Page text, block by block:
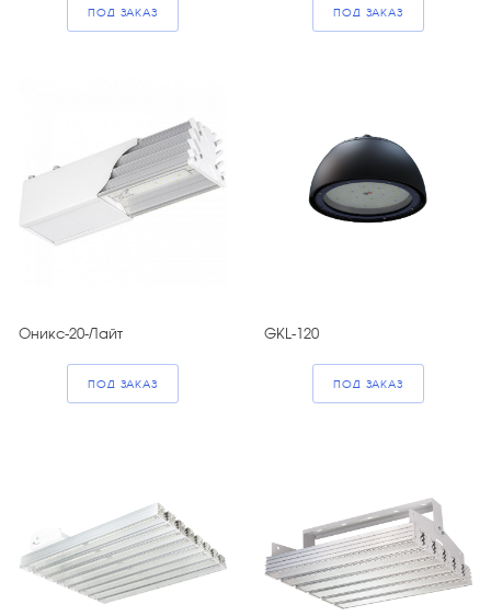
ПОД ЗАКАЗ ПОД ЗАКАЗ
Оникс-20-Лайт
ПОД ЗАКАЗ
GKL-120
ПОД ЗАКАЗ